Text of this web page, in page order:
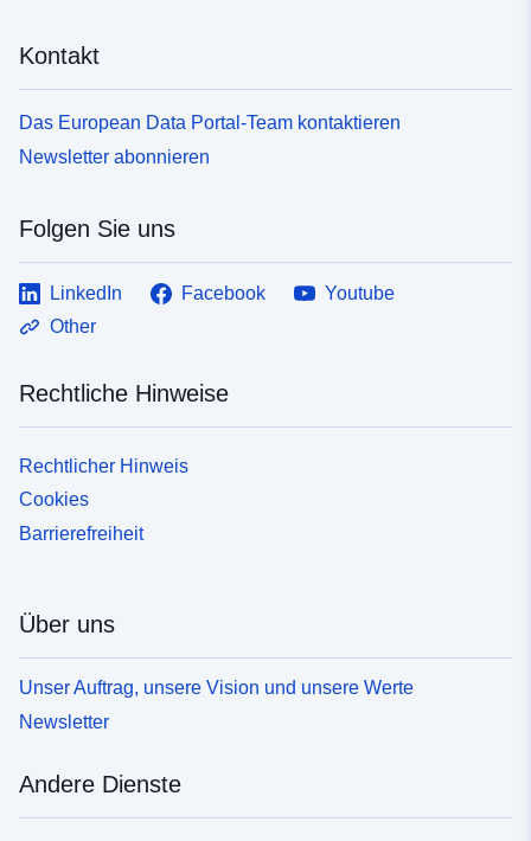
Kontakt
Das European Data Portal-Team kontaktieren
Newsletter abonnieren
Folgen Sie uns
LinkedIn Facebook
Youtube
Other
Rechtliche Hinweise
Rechtlicher Hinweis
Cookies
Barrierefreiheit
Über uns
Unser Auftrag, unsere Vision und unsere Werte
Newsletter
Andere Dienste